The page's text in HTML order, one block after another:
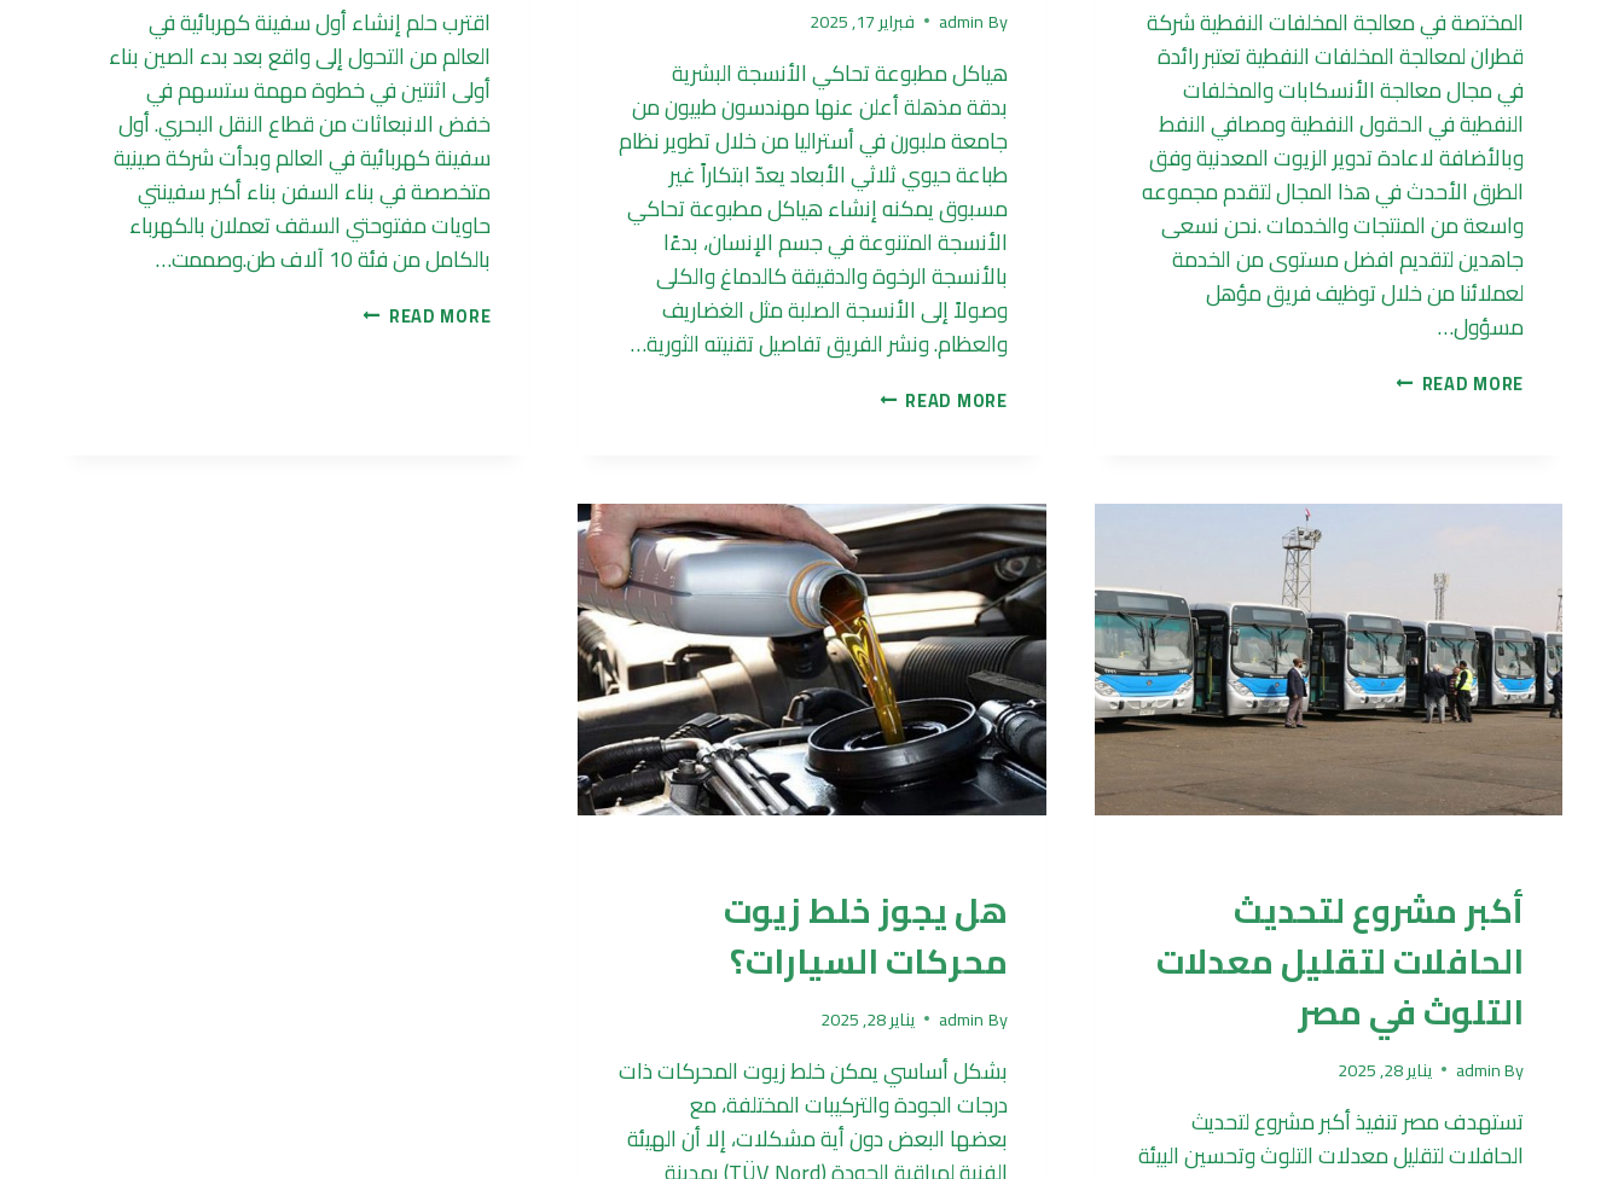
المختصة في معالجة المخلفات النفطية شركة
قطران لمعالجة المخلفات النفطية تعتبر رائدة
في مجال معالجة الأنسكابات والمخلفات
النفطية في الحقول النفطية ومصافي النفط
وبالأضافة لاعادة تدوير الزيوت المعدنية وفق
الطرق الأحدث في هذا المجال لتقدم مجموعه
واسعة من المنتجات والخدمات .نحن نسعى
جاهدين لتقديم افضل مستوى من الخدمة
لعملائنا من خلال توظيف فريق مؤهل
مسؤول…
READ MORE شركة
By
admin فبراير 17, 2025
هياكل مطبوعة تحاكي الأنسجة البشرية
بدقة مذهلة أعلن عنها مهندسون طبيون من
جامعة ملبورن في أستراليا من خلال تطوير نظام
طباعة حيوي ثلاثي الأبعاد يعدّ ابتكاراً غير
مسبوق يمكنه إنشاء هياكل مطبوعة تحاكي
الأنسجة المتنوعة في جسم الإنسان، بدءًا
بالأنسجة الرخوة والدقيقة كالدماغ والكلى
وصولاً إلى الأنسجة الصلبة مثل الغضاريف
والعظام. ونشر الفريق تفاصيل تقنيته الثورية…
READ MOREهياكل
البشرية
بدقة
مذهلة
اقترب حلم إنشاء أول سفينة كهربائية في
العالم من التحول إلى واقع بعد بدء الصين بناء
أولى اثنتين في خطوة مهمة ستسهم في
خفض الانبعاثات من قطاع النقل البحري. أول
سفينة كهربائية في العالم وبدأت شركة صينية
متخصصة في بناء السفن بناء أكبر سفينتي
حاويات مفتوحتي السقف تعملان بالكهرباء
بالكامل من فئة 10 آلاف طن.وصممت…
READ MORE أول
أكبر مشروع لتحديث
الحافلات لتقليل معدلات
التلوث في مصر
By
admin يناير 28, 2025
تستهدف مصر تنفيذ أكبر مشروع لتحديث
الحافلات لتقليل معدلات التلوث وتحسين البيئة
هل يجوز خلط زيوت
محركات السيارات؟
By
admin يناير 28, 2025
بشكل أساسي يمكن خلط زيوت المحركات ذات
درجات الجودة والتركيبات المختلفة، مع
بعضها البعض دون أية مشكلات، إلا أن الهيئة